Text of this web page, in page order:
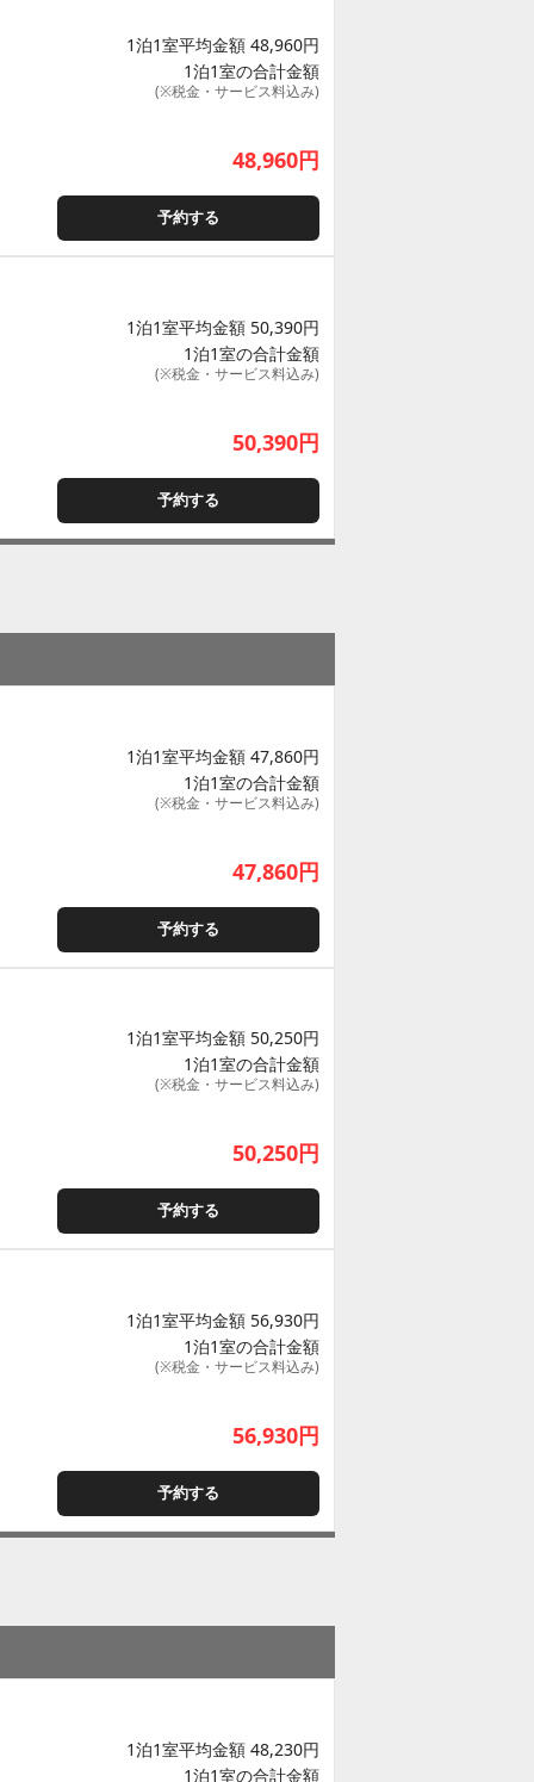
1泊1室平均金額 48,960円
1泊1室の合計金額
(※税金・サービス料込み)
48,960円
予約する
1泊1室平均金額 50,390円
1泊1室の合計金額
(※税金・サービス料込み)
50,390円
予約する
1泊1室平均金額 47,860円
1泊1室の合計金額
(※税金・サービス料込み)
47,860円
予約する
1泊1室平均金額 50,250円
1泊1室の合計金額
(※税金・サービス料込み)
50,250円
予約する
1泊1室平均金額 56,930円
1泊1室の合計金額
(※税金・サービス料込み)
56,930円
予約する
1泊1室平均金額 48,230円
1泊1室の合計金額